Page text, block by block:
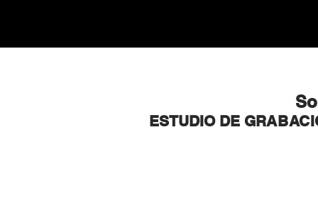
ESTUDIO DE GR